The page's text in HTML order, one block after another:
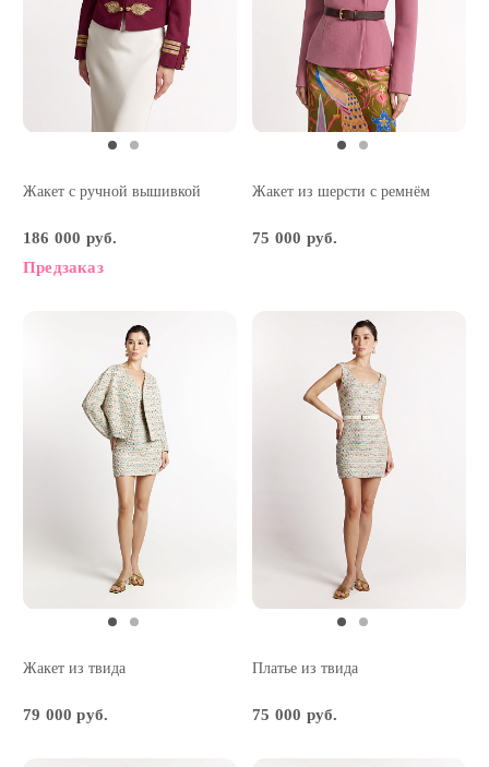
Жакет с ручной вышивкой
186 000 руб.
Предзаказ
Жакет из шерсти с ремнём
75 000 руб.
Жакет из твида
79 000 руб.
Платье из твида
75 000 руб.